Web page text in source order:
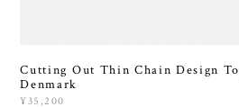
Cutting Out Thin Chain Design
Denmark
¥35,200